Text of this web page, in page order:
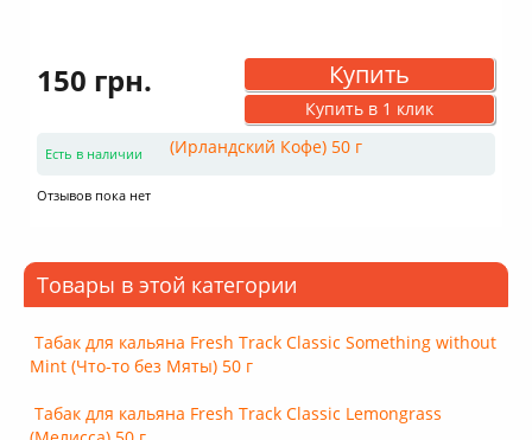
150 грн. Купить
Купить в 1 клик
Есть в наличии
Отзывов пока нет
Товары в этой категории
Табак для кальяна Fresh Track Classic Something without
Mint (Что-то без Мяты) 50 г
Табак для кальяна Fresh Track Classic Lemongrass